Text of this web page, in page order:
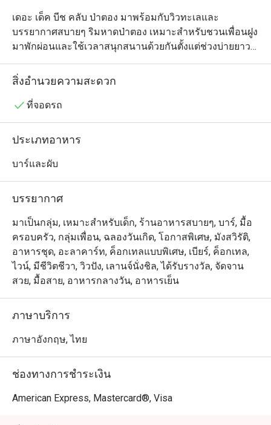
เดอะ เด็ค บีช คลับ ป่าตอง มาพร้อมกับวิวทะเลและ
บรรยากาศสบายๆ ริมหาดป่าตอง เหมาะสำหรับชวนเพื่อนฝูง
มาพักผ่อนและใช้เวลาสนุกสนานด้วยกันตั้งแต่ช่วงบ่ายยาว
ไปจนถึงหัวค่ำ ทางร้านมีเครื่องดื่มและเมนูบาร์บีคิวอร่อยๆ
จาก Best Brews™ ซึ่งเป็นบริการอันมีชื่อของ Four Points by
เบียร์หรือค็อกเทลแก้วโปรดพร้อมพูดคุยสนทนาไปพลางๆ
สิ่งอำนวยความสะดวก
ที่จอดรถ
ประเภทอาหาร
บาร์และผับ
บรรยากาศ
มาเป็นกลุ่ม, เหมาะสำหรับเด็ก, ร้านอาหารสบายๆ, บาร์, มื้อ
ครอบครัว, กลุ่มเพื่อน, ฉลองวันเกิด, โอกาสพิเศษ, มังสวิรัติ,
อาหารชุด, อะลาคาร์ท, ค็อกเทลแบบพิเศษ, เบียร์, ค็อกเทล,
ไวน์, มีชีวิตชีวา, วิวปัง, เลานจ์นั่งชิล, ได้รับรางวัล, จัดจาน
สวย, มื้อสาย, อาหารกลางวัน, อาหารเย็น
ภาษาบริการ
ภาษาอังกฤษ, ไทย
ช่องทางการชำระเงิน
American Express, Mastercard®, Visa